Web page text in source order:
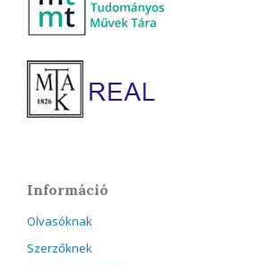
Információ
Olvasóknak
Szerzőknek